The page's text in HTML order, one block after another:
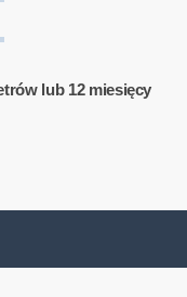
lub 12 miesięcy